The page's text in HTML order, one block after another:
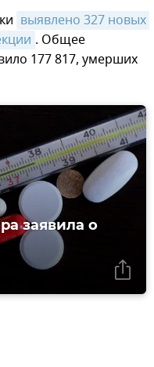
выявлено 327 новых
. Общее
177 817, умерших
заявила о